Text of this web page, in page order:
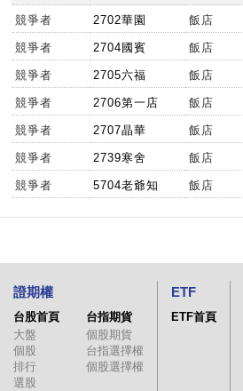
競爭者 2702華園 飯店
競爭者 2704國賓 飯店
競爭者 2705六福 飯店
競爭者 2706第一店 飯店
競爭者 2707晶華 飯店
競爭者 2739寒舍 飯店
競爭者 5704老爺知 飯店
證期權
台股首頁
大盤
個股
排行
選股
台指期貨
個股期貨
台指選擇權
個股選擇權
ETF
ETF首頁